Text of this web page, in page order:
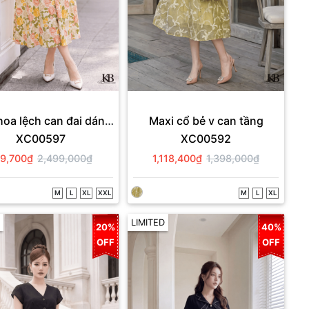
lệch can đai dáng
xoè
XC00597
2,499,000₫
M L XL XXL
Maxi cổ bẻ v can tầng
XC00592
1,118,400₫ 1,398,000₫
M L XL
20%
OFF
LIMITED
40%
OFF